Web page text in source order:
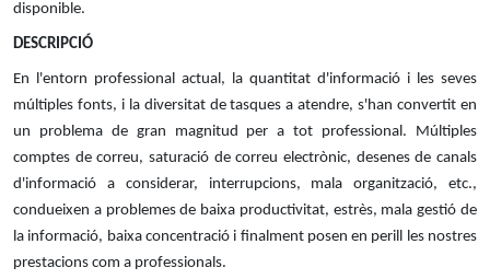
disponible.
DESCRIPCIÓ
En l'entorn professional actual, la quantitat d'informació i les seves
múltiples fonts, i la diversitat de tasques a atendre, s'han convertit en
un problema de gran magnitud per a tot professional. Múltiples
comptes de correu, saturació de correu electrònic, desenes de canals
d'informació a considerar, interrupcions, mala organització, etc.,
condueixen a problemes de baixa productivitat, estrès, mala gestió de
la informació, baixa concentració i finalment posen en perill les nostres
prestacions com a professionals.